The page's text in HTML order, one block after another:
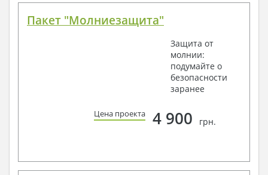
Пакет "Молниезащита"
Защита от
молнии:
подумайте о
безопасности
заранее
Цена проекта 4 900 грн.